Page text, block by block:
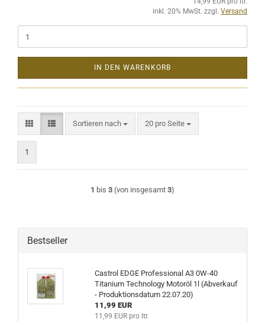
inkl. 20% MwSt. zzgl. Versand
IN DEN WARENKORB
Sortieren nach
Sortieren nach 20 pro Seite
pro Seite
1
1 bis 3 (von insgesamt 3)
Bestseller
Castrol EDGE Professional A3 0W-40
Titanium Technology Motoröl 1l (Abverkauf
- Produktionsdatum 22.07.20)
11,99 EUR
11,99 EUR pro ltr.